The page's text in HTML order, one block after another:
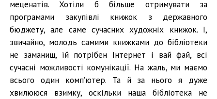
меценатів. Хотіли б більше отримувати за
програмами закупівлі книжок з державного
бюджету, але саме сучасних художніх книжок. І,
звичайно, молодь самими книжками до бібліотеки
не заманиш, їй потрібен Інтернет і вай фай, всі
сучасні можливості комунікації. На жаль, ми маємо
всього один комп’ютер. Та й за нього я дуже
хвилююся взимку, оскільки наша бібліотека не